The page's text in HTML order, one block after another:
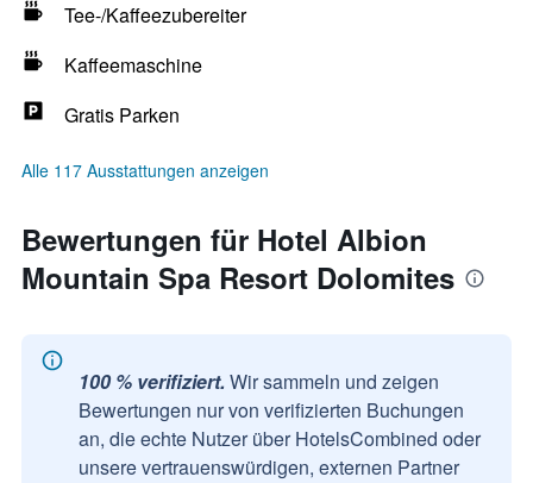
Tee-/Kaffeezubereiter
Kaffeemaschine
Gratis Parken
Alle 117 Ausstattungen anzeigen
Bewertungen für Hotel Albion
Mountain Spa Resort Dolomites
100 % verifiziert. Wir sammeln und zeigen
Bewertungen nur von verifizierten Buchungen
an, die echte Nutzer über HotelsCombined oder
unsere vertrauenswürdigen, externen Partner